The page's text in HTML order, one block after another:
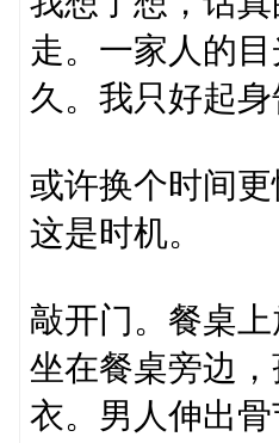
走。一家人的
久。我只好起
或许换个时间
这是时机。
敲开门。餐桌
坐在餐桌旁边
衣。男人伸出